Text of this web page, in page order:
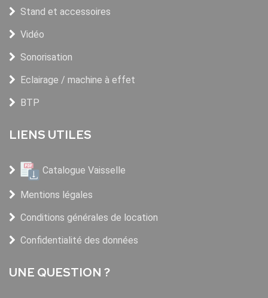
Stand et accessoires
Vidéo
Sonorisation
Eclairage / machine à effet
BTP
LIENS UTILES
Catalogue Vaisselle
Mentions légales
Conditions générales de location
Confidentialité des données
UNE QUESTION ?